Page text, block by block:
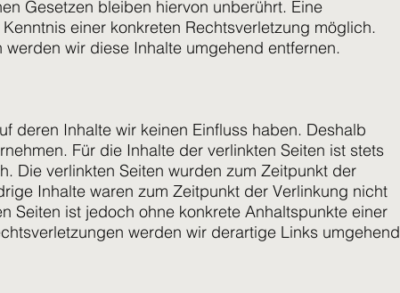
Gesetzen bleiben hiervon unberührt. Eine
einer konkreten Rechtsverletzung möglich.
wir diese Inhalte umgehend entfernen.
deren Inhalte wir keinen Einfluss haben. Deshalb
Für die Inhalte der verlinkten Seiten ist stets
Die verlinkten Seiten wurden zum Zeitpunkt der
Inhalte waren zum Zeitpunkt der Verlinkung nicht
Seiten ist jedoch ohne konkrete Anhaltspunkte einer
werden wir derartige Links umgehend